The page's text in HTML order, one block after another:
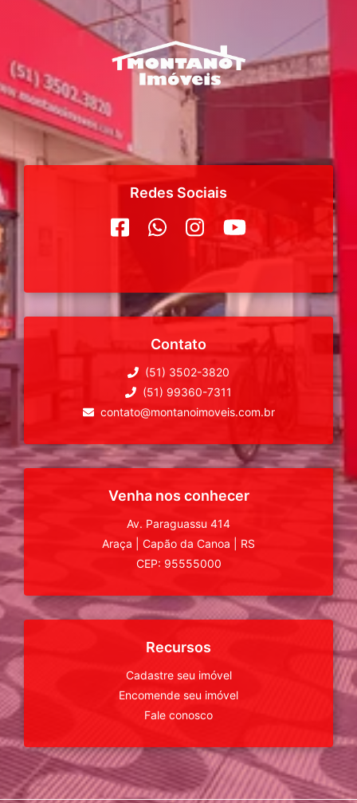
Redes Sociais
Contato
(51) 3502-3820
(51) 99360-7311
contato@montanoimoveis.com.br
Venha nos conhecer
Av. Paraguassu 414
Araça
Capão da Canoa
RS
CEP: 95555000
Recursos
Cadastre seu imóvel
Encomende seu imóvel
Fale conosco